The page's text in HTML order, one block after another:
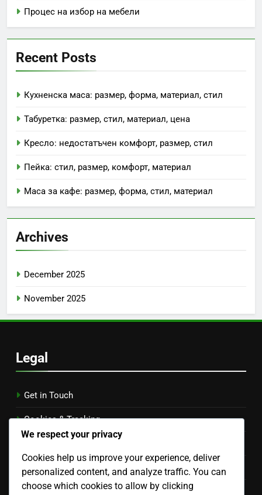
Процес на избор на мебели
Recent Posts
Кухненска маса: размер, форма, материал, стил
Табуретка: размер, стил, материал, цена
Кресло: недостатъчен комфорт, размер, стил
Пейка: стил, размер, комфорт, материал
Маса за кафе: размер, форма, стил, материал
Archives
December 2025
November 2025
Legal
Get in Touch
Cookies & Tracking
Terms & Conditions
Your Privacy
We respect your privacy
Cookies help us improve your experience, deliver
personalized content, and analyze traffic. You can
choose which cookies to allow by clicking